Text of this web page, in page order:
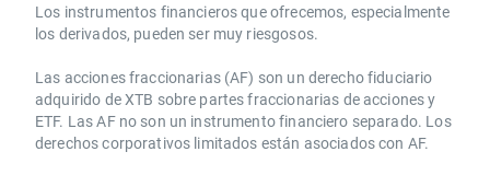
Los instrumentos financieros que ofrecemos, especialmente
los derivados, pueden ser muy riesgosos.
Las acciones fraccionarias (AF) son un derecho fiduciario
adquirido de XTB sobre partes fraccionarias de acciones y
ETF. Las AF no son un instrumento financiero separado. Los
derechos corporativos limitados están asociados con AF.